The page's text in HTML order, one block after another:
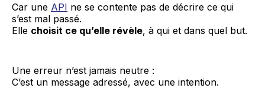
Car une API ne se contente pas de décrire ce qui
s’est mal passé.
Elle choisit ce qu’elle révèle, à qui et dans quel but.
Une erreur n’est jamais neutre :
C’est un message adressé, avec une intention.